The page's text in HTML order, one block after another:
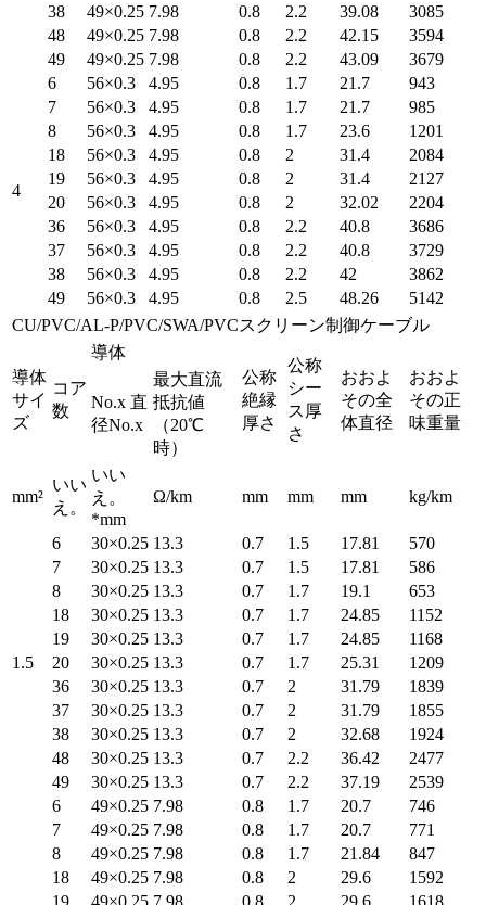
38
49×0.25 7.98 0.8 2.2 39.08
3085
48
49×0.25 7.98 0.8 2.2 42.15
3594
49
49×0.25 7.98 0.8 2.2 43.09 3679
4
6 56×0.3 4.95 0.8 1.7 21.7
943
7
56×0.3 4.95 0.8 1.7 21.7
985
8
56×0.3 4.95 0.8 1.7 23.6
1201
18
56×0.3 4.95 0.8 2 31.4
2084
19
56×0.3 4.95 0.8 2 31.4
2127
20
56×0.3 4.95 0.8 2 32.02
2204
36
56×0.3 4.95 0.8 2.2 40.8
3686
37
56×0.3 4.95 0.8 2.2 40.8
3729
38
56×0.3 4.95 0.8 2.2 42
3862
49
56×0.3 4.95 0.8 2.5 48.26
5142
CU/PVC/AL-P/PVC/SWA/PVCスクリーン制御ケーブル
導体
サイ
ズ
コア
数
導体
公称
絶縁
厚さ
公称
シー
ス厚
さ
おおよ
その全
体直径
おおよ
その正
味重量
No.x 直
径No.x
最大直流
抵抗値
（20℃
時）
mm²
いい
え。
いい
え。
*mm
Ω/km mm mm mm kg/km
1.5
6 30×0.25 13.3 0.7 1.5 17.81
570
7
30×0.25 13.3 0.7 1.5 17.81
586
8
30×0.25 13.3 0.7 1.7 19.1
653
18
30×0.25 13.3 0.7 1.7 24.85
1152
19
30×0.25 13.3 0.7 1.7 24.85
1168
20
30×0.25 13.3 0.7 1.7 25.31
1209
36
30×0.25 13.3 0.7 2 31.79
1839
37
30×0.25 13.3 0.7 2 31.79
1855
38
30×0.25 13.3 0.7 2 32.68
1924
48
30×0.25 13.3 0.7 2.2 36.42
2477
49
30×0.25 13.3 0.7 2.2 37.19 2539
6 49×0.25 7.98 0.8 1.7 20.7
746
7
49×0.25 7.98 0.8 1.7 20.7
771
8
49×0.25 7.98 0.8 1.7 21.84
847
18
49×0.25 7.98 0.8 2 29.6
1592
19
49×0.25 7.98 0.8 2 29.6
1618